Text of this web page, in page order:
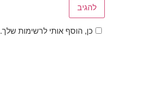
כן, הוסף אותי לרשימות שלך.